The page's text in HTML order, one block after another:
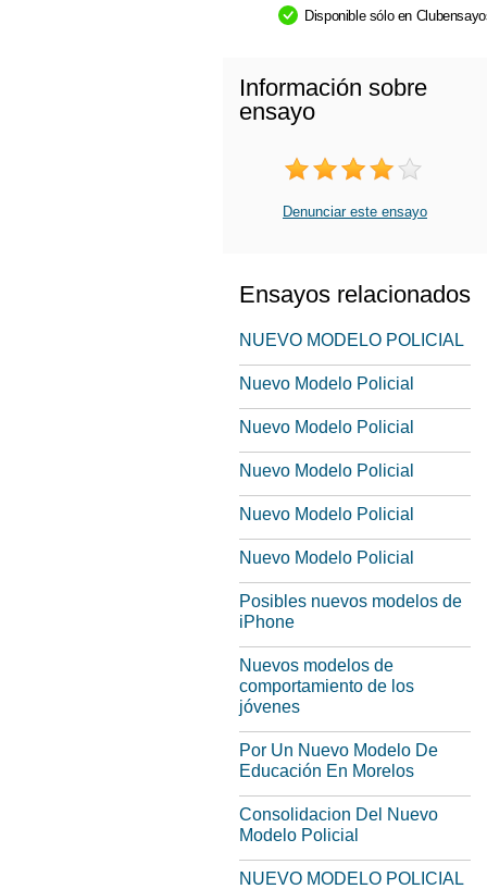
Disponible sólo en
Información sobre
ensayo
Denunciar este ensayo
Ensayos relacionados
NUEVO MODELO POLICIAL
Nuevo Modelo Policial
Nuevo Modelo Policial
Nuevo Modelo Policial
Nuevo Modelo Policial
Nuevo Modelo Policial
Posibles nuevos modelos de
iPhone
Nuevos modelos de
comportamiento de los
jóvenes
Por Un Nuevo Modelo De
Educación En Morelos
Consolidacion Del Nuevo
Modelo Policial
NUEVO MODELO POLICIAL